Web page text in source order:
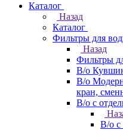
Каталог
Назад
Каталог
Фильтры для
Назад
Фильтры
В/о
В/о
кран,
В/о с
В/о с